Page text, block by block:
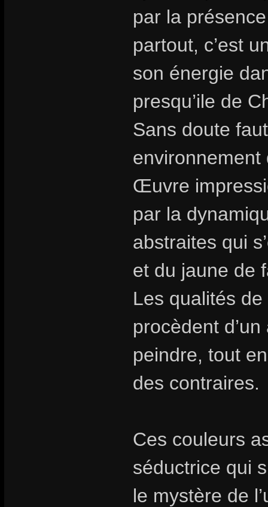
par la
partout, c’est
son énergie
presqu’ile de
Sans doute
Œuvre
par la
abstraites qui
et du jaune de
Les qualités
procèdent
peindre, tout
des contraires.
Ces couleurs
séductrice qui
le mystère de